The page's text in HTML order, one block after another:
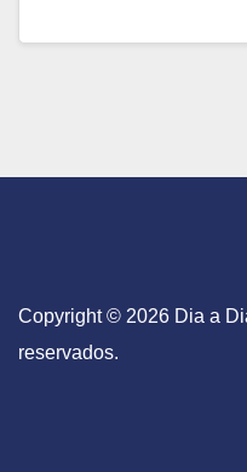
Copyright © 2026 Dia a
reservados.